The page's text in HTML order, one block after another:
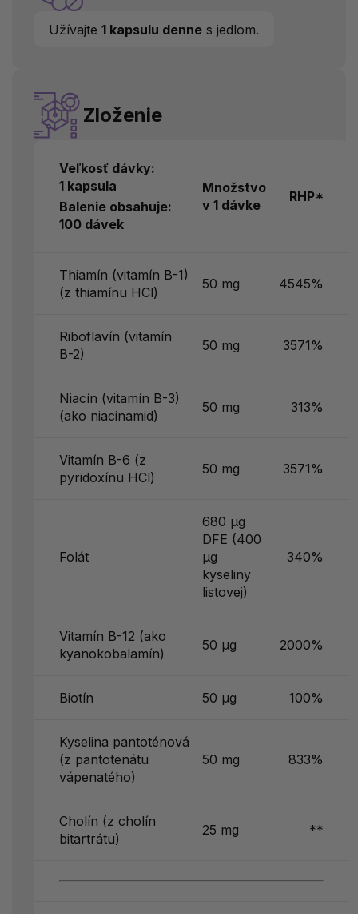
Užívajte1 kapsulu denne s jedlom.
Zloženie
Veľkosť dávky:
1 kapsula
Balenie obsahuje:
100 dávek
Množstvo
v 1 dávke
RHP*
Thiamín (vitamín B-1)
(z thiamínu HCl)
50 mg 4545%
Riboflavín (vitamín
B-2)
50 mg 3571%
Niacín (vitamín B-3)
(ako niacinamid)
50 mg 313%
Vitamín B-6 (z
pyridoxínu HCl)
50 mg 3571%
Folát
680 µg
DFE (400
µg
kyseliny
listovej)
340%
Vitamín B-12 (ako
kyanokobalamín)
50 µg 2000%
Biotín 50 µg 100%
Kyselina pantoténová
(z pantotenátu
vápenatého)
50 mg 833%
Cholín (z cholín
bitartrátu)
25 mg **